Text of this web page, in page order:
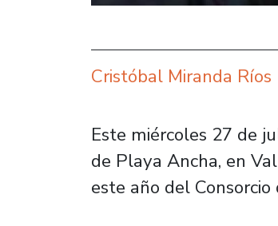
Cristóbal Miranda Ríos
Este miércoles 27 de
de Playa Ancha, en
este año del